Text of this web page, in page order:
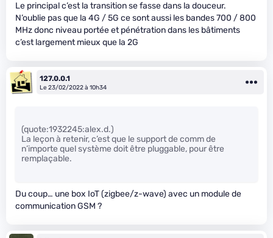
Le principal c’est la transition se fasse dans la douceur.
N’oublie pas que la 4G / 5G ce sont aussi les bandes 700 / 800
MHz donc niveau portée et pénétration dans les bâtiments
c’est largement mieux que la 2G
127.0.0.1
Le 23/02/2022 à 10h34
(quote:1932245:alex.d.)
La leçon à retenir, c’est que le support de comm de
n’importe quel système doit être pluggable, pour être
remplaçable.
Du coup… une box IoT (zigbee/z-wave) avec un module de
communication GSM ?